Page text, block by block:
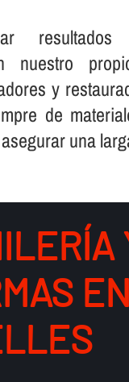
resultados
nuestro
y
de
una
EN